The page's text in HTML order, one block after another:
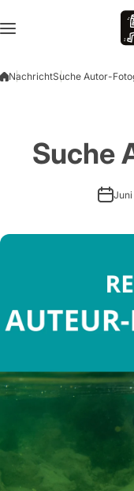
NachrichtSuche Autor-
Suche
Juni